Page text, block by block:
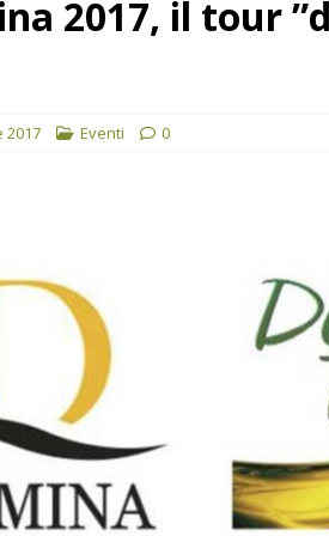
2017, il tour
2017 Eventi 0